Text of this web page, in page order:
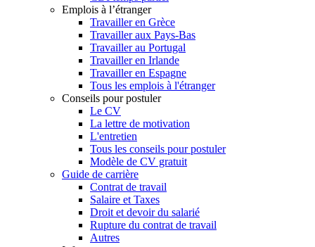
Emplois à l’étranger
Travailler en Grèce
Travailler aux Pays-Bas
Travailler au Portugal
Travailler en Irlande
Travailler en Espagne
Tous les emplois à l'étranger
Conseils pour postuler
Le CV
La lettre de motivation
L'entretien
Tous les conseils pour postuler
Modèle de CV gratuit
Guide de carrière
Contrat de travail
Salaire et Taxes
Droit et devoir du salarié
Rupture du contrat de travail
Autres